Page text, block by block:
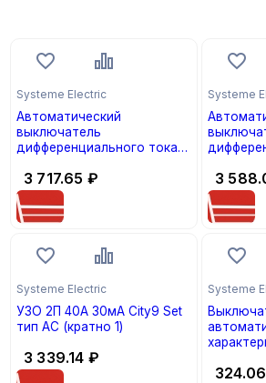
Systeme Electric
Автоматический
выключатель
дифференциального тока
характеристика С 4.5kA тип
AС 230В 1П+N АВДТ
(кратно 1)
3 717.65 ₽
Systeme
AС 230В
3
Systeme Electric
УЗО 2П 40А 30мА City9 Set
тип AC (кратно 1)
3 339.14 ₽
Systeme
324.06